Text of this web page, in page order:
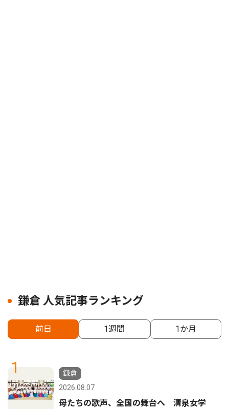
鎌倉 人気記事ランキング
前日 1週間 1か月
1
鎌倉
2026.08.07
母たちの歌声、全国の舞台へ 清泉女学